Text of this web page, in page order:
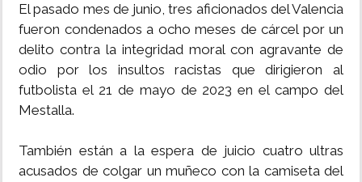
El pasado mes de junio, tres aficionados del Valencia
fueron condenados a ocho meses de cárcel por un
delito contra la integridad moral con agravante de
odio por los insultos racistas que dirigieron al
futbolista el 21 de mayo de 2023 en el campo del
Mestalla.
También están a la espera de juicio cuatro ultras
acusados de colgar un muñeco con la camiseta del